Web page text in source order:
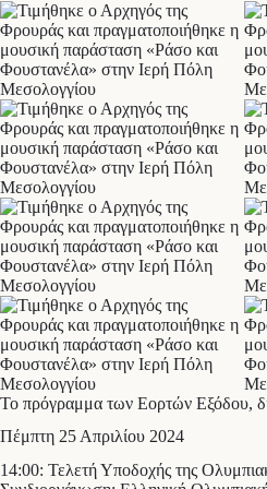
Το πρόγραμμα των Εορτών Εξόδου,
Πέμπτη 25 Απριλίου 2024
14:00: Τελετή Υποδοχής της